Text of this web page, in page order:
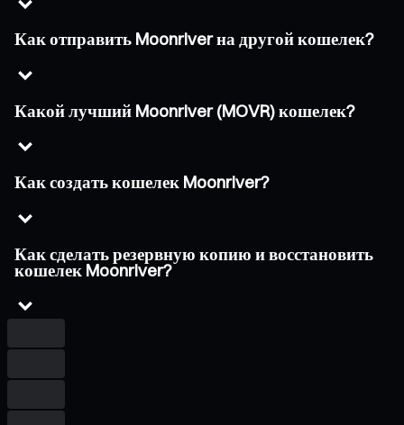
Как отправить Moonriver на другой кошелек?
Какой лучший Moonriver (MOVR) кошелек?
Как создать кошелек Moonriver?
Как сделать резервную копию и восстановить
кошелек Moonriver?